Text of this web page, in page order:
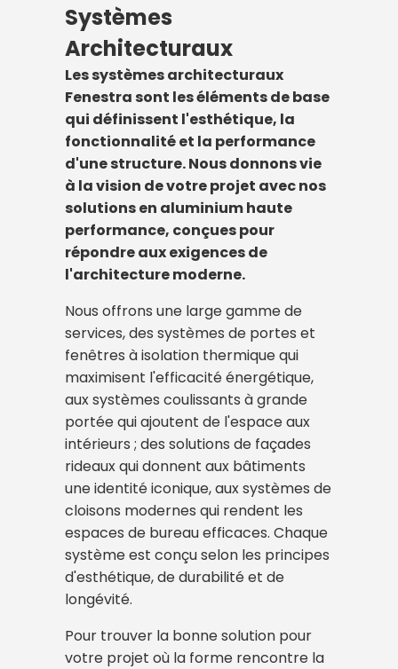
Systèmes
Architecturaux
Les systèmes architecturaux
Fenestra sont les éléments de base
qui définissent l'esthétique, la
fonctionnalité et la performance
d'une structure. Nous donnons vie
à la vision de votre projet avec nos
solutions en aluminium haute
performance, conçues pour
répondre aux exigences de
l'architecture moderne.
Nous offrons une large gamme de
services, des systèmes de portes et
fenêtres à isolation thermique qui
maximisent l'efficacité énergétique,
aux systèmes coulissants à grande
portée qui ajoutent de l'espace aux
intérieurs ; des solutions de façades
rideaux qui donnent aux bâtiments
une identité iconique, aux systèmes de
cloisons modernes qui rendent les
espaces de bureau efficaces. Chaque
système est conçu selon les principes
d'esthétique, de durabilité et de
longévité.
Pour trouver la bonne solution pour
votre projet où la forme rencontre la